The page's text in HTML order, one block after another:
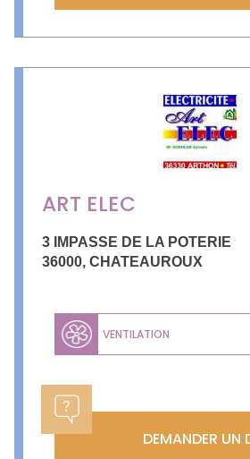
ART ELEC
3 IMPASSE DE LA POTERIE
36000, CHATEAUROUX
VENTILATION
DEMANDER UN